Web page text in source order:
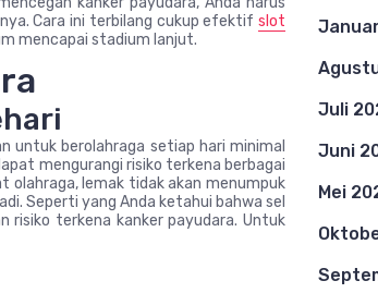
Cara ini terbilang cukup efektif slot
mencapai stadium lanjut.
untuk berolahraga setiap hari minimal
mengurangi risiko terkena berbagai
olahraga, lemak tidak akan menumpuk
Seperti yang Anda ketahui bahwa sel
risiko terkena kanker payudara. Untuk
Juli
Juni
Mei